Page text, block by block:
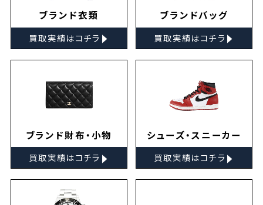
ブランド衣類
買取実績はコチラ ▸
ブランドバッグ
買取実績はコチラ ▸
ブランド財布・小物
買取実績はコチラ ▸
シューズ・スニーカー
買取実績はコチラ ▸